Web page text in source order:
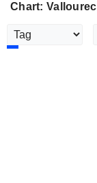
Chart: Vallourec